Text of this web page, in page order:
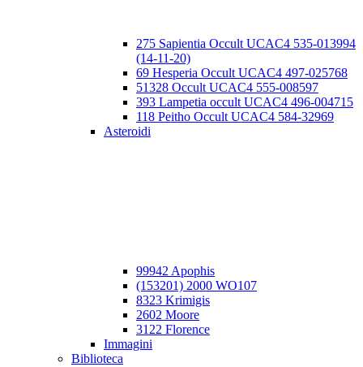
275 Sapientia Occult UCAC4 535-013994
(14-11-20)
69 Hesperia Occult UCAC4 497-025768
51328 Occult UCAC4 555-008597
393 Lampetia occult UCAC4 496-004715
118 Peitho Occult UCAC4 584-32969
Asteroidi
99942 Apophis
(153201) 2000 WO107
8323 Krimigis
2602 Moore
3122 Florence
Immagini
Biblioteca